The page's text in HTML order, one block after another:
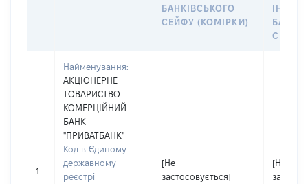
БАНКІВСЬКОГО
СЕЙФУ (КОМІРКИ)
СЕЙФУ
1
Найменування:
АКЦІОНЕРНЕ
ТОВАРИСТВО
КОМЕРЦІЙНИЙ
БАНК
"ПРИВАТБАНК"
Код в Єдиному
державному
реєстрі
[Не
застосовується]
[Не